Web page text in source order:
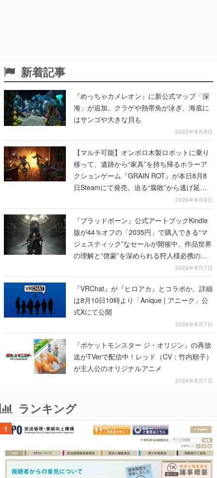
新着記事
『めっちゃカメレオン』に新公式マップ「深
海」が追加。クラゲや熱帯魚が泳ぎ、海底に
はサンゴや大きな貝も
2026年8月8日
【マルチ可能】オンボロ木製ロボットに乗り
移って、遺跡から“家具”を持ち帰るホラーア
クションゲーム『GRAIN ROT』が本日8月8
日Steamにて発売。迫る“腐敗”から逃げ延
2026年8月8日
『ブラッドボーン』公式アートブックKindle
版が44％オフの「2035円」で購入できる“マ
ジェスティック”なセールが開催中。作品世界
の理解と“啓蒙”を深められる狩人様必携の一
2026年8月7日
『VRChat』が『ヒロアカ』とコラボか。詳細
は8月10日10時より「Anique | アニーク」公
式Xにて公開
2026年8月7日
『ポケットモンスター ジ・オリジン』の再放
送がTVerで配信中！レッド（CV：竹内順子）
が主人公のオリジナルアニメ
2026年8月7日
ランキング
1